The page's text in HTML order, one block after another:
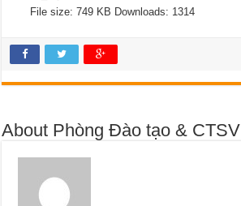
File size: 749 KB Downloads: 1314
About Phòng Đào tạo & CTSV